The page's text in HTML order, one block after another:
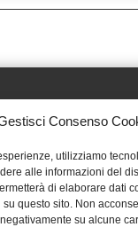
Consenso
utilizziamo
alle informazioni del
di elaborare dati
questo sito. Non
su alcune
Paolo SAS
Cantalupa (TO)
353452 - Fax: